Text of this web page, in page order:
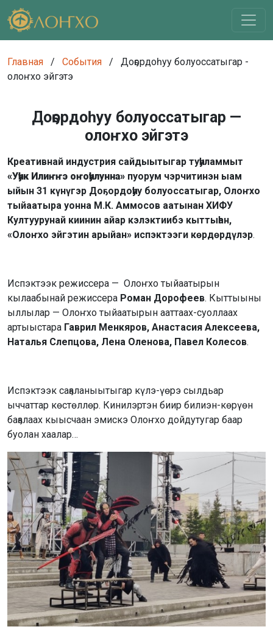
Главная / События /
Доҕордоһуу болуоссатыгар -
олоҥхо эйгэтэ
Доҕордоһуу болуоссатыгар —
олоҥхо эйгэтэ
Креативнай индустрия сайдыытыгар туһуламмыт
«Уһук Илиҥҥэ оҥоһулунна» пуорум чэрчитинэн ыам
ыйын 31 күнүгэр Доҕордоһуу болуоссатыгар, Олоҥхо
тыйаатыра уонна М.К. Аммосов аатынан ХИФУ
Култуурунай киинин айар кэлэктиибэ кыттыһан,
«Олоҥхо эйгэтин арыйан» испэктээги көрдөрдүлэр.
Испэктээк режиссера — Олоҥхо тыйаатырын
кылаабынай режиссера Роман Дорофеев. Кыттыыны
ыллылар — Олоҥхо тыйаатырын ааттаах-суоллаах
артыыстара Гаврил Менкяров, Анастасия Алексеева,
Наталья Слепцова, Лена Оленова, Павел Колесов.
Испэктээк саҕаланыытыгар күлэ-үөрэ сылдьар
ыччаттар көстөллөр. Кинилэртэн биир билиэн-көрүөн
баҕалаах кыысчаан эмискэ Олоҥхо дойдутугар баар
буолан хаалар…